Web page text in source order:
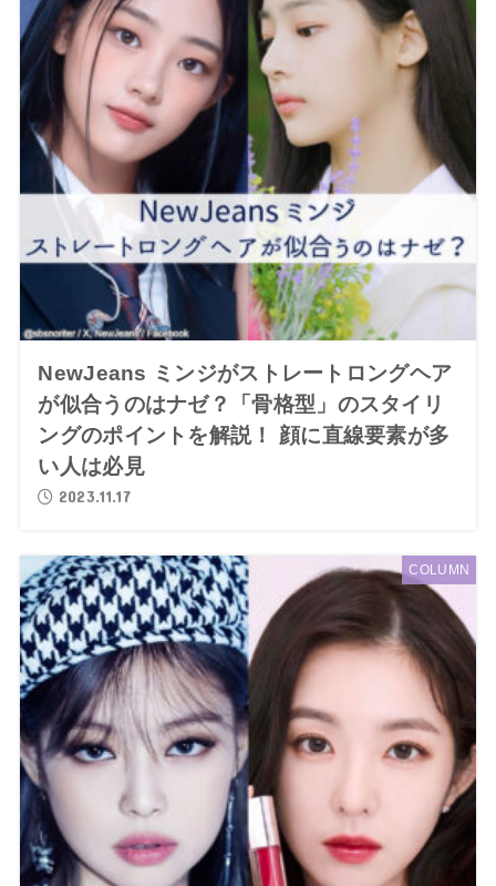
NewJeans ミンジがストレートロングヘア
が似合うのはナゼ？「骨格型」のスタイリ
ングのポイントを解説！ 顔に直線要素が多
い人は必見
2023.11.17
COLUMN